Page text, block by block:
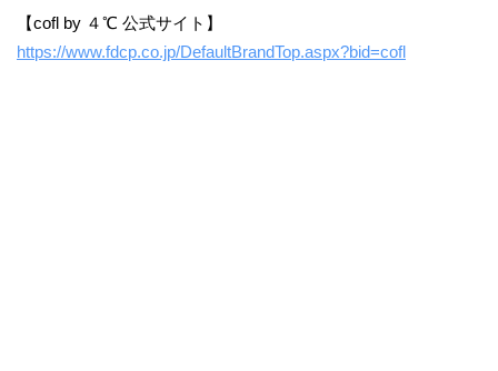
【cofl by ４℃ 公式サイト】
https://www.fdcp.co.jp/DefaultBrandTop.aspx?bid=cofl